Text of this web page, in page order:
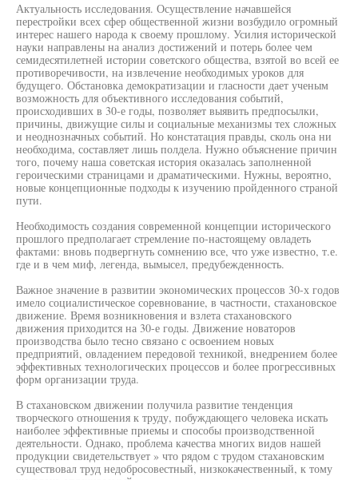
Актуальность исследования. Осуществление начавшейся
перестройки всех сфер общественной жизни возбудило огромный
интерес нашего народа к своему прошлому. Усилия исторической
науки направлены на анализ достижений и потерь более чем
семидесятилетней истории советского общества, взятой во всей ее
противоречивости, на извлечение необходимых уроков для
будущего. Обстановка демократизации и гласности дает ученым
возможность для объективного исследования событий,
происходивших в 30-е годы, позволяет выявить предпосылки,
причины, движущие силы и социальные механизмы тех сложных
и неоднозначных событий. Но констатация правды, сколь она ни
необходима, составляет лишь полдела. Нужно объяснение причин
того, почему наша советская история оказалась заполненной
героическими страницами и драматическими. Нужны, вероятно,
новые концепционные подходы к изучению пройденного страной
пути.
Необходимость создания современной концепции исторического
прошлого предполагает стремление по-настоящему овладеть
фактами: вновь подвергнуть сомнению все, что уже известно, т.е.
где и в чем миф, легенда, вымысел, предубежденность.
Важное значение в развитии экономических процессов 30-х годов
имело социалистическое соревнование, в частности, стахановское
движение. Время возникновения и взлета стахановского
движения приходится на 30-е годы. Движение новаторов
производства было тесно связано с освоением новых
предприятий, овладением передовой техникой, внедрением более
эффективных технологических процессов и более прогрессивных
форм организации труда.
В стахановском движении получила развитие тенденция
творческого отношения к труду, побуждающего человека искать
наиболее эффективные приемы и способы производственной
деятельности. Однако, проблема качества многих видов нашей
продукции свидетельствует » что рядом с трудом стахановским
существовал труд недобросовестный, низкокачественный, к тому